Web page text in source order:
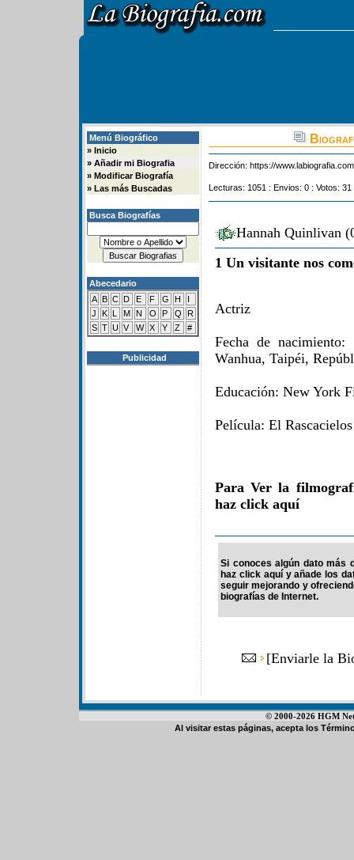
Menú Biográfico
» Inicio
» Añadir mi Biografia
» Modificar Biografía
» Las más Buscadas
Busca Biografías
Abecedario
A B C D E F G H
I
J
K L M N O P Q
R
S T U V W X Y Z #
Publicidad
Dirección: https://
Lecturas: 1051 : Envios: 0 : Votos:
Hannah Quinlivan
1 Un visitante nos
Actriz
Fecha de
Wanhua, Taipéi,
Educación: New York
Película: El Rascacielos
Para Ver la
haz click aquí
Si conoces algún dato más
haz click aquí y añade los
seguir mejorando y
biografías de Internet.
[Enviarle la
© 2000-2026 HGM
Al visitar estas páginas, acepta los